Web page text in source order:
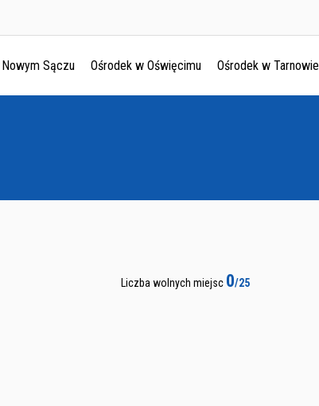
Sączu Ośrodek w Oświęcimu Ośrodek w Tarnowie
Liczba wolnych miejsc 0/25